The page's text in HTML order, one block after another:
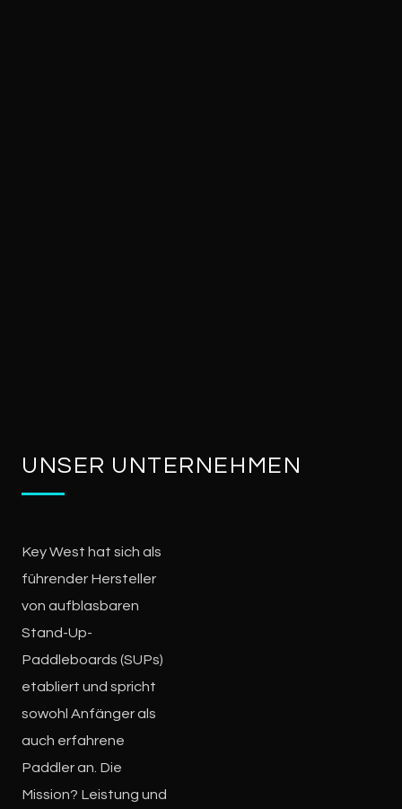
UNSER UNTERNEHMEN
Key West hat sich als
führender Hersteller
von aufblasbaren
Stand-Up-
Paddleboards (SUPs)
etabliert und spricht
sowohl Anfänger als
auch erfahrene
Paddler an. Die
Mission? Leistung und